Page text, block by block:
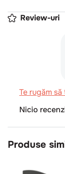
Review-uri
Te rugăm
Nicio
Produse